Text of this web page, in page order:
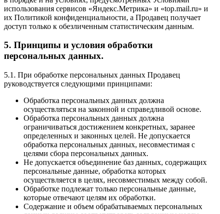
использования сервисов «Яндекс.Метрика» и «top.mail.ru» и
их Политикой конфиденциальности, а Продавец получает
доступ только к обезличенным статистическим данным.
5. Принципы и условия обработки
персональных данных.
5.1. При обработке персональных данных Продавец
руководствуется следующими принципами:
Обработка персональных данных должна
осуществляться на законной и справедливой основе.
Обработка персональных данных должна
ограничиваться достижением конкретных, заранее
определенных и законных целей. Не допускается
обработка персональных данных, несовместимая с
целями сбора персональных данных.
Не допускается объединение баз данных, содержащих
персональные данные, обработка которых
осуществляется в целях, несовместимых между собой.
Обработке подлежат только персональные данные,
которые отвечают целям их обработки.
Содержание и объем обрабатываемых персональных